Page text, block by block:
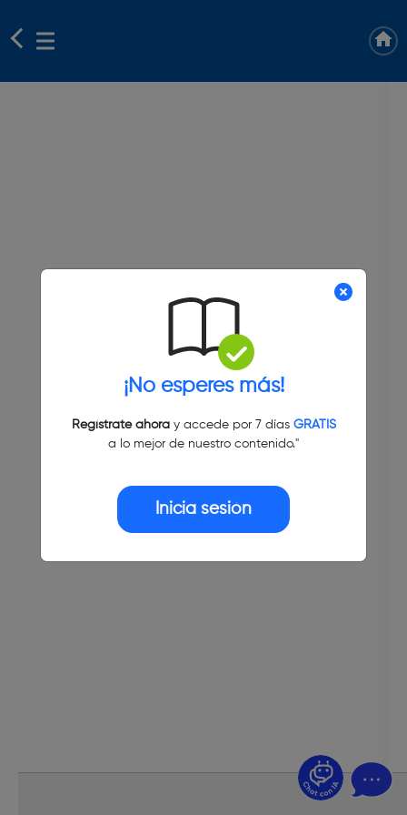
¡No esperes más!
Regístrate ahoray accede por 7 días GRATIS
a lo mejor de nuestro contenido."
Inicia sesión